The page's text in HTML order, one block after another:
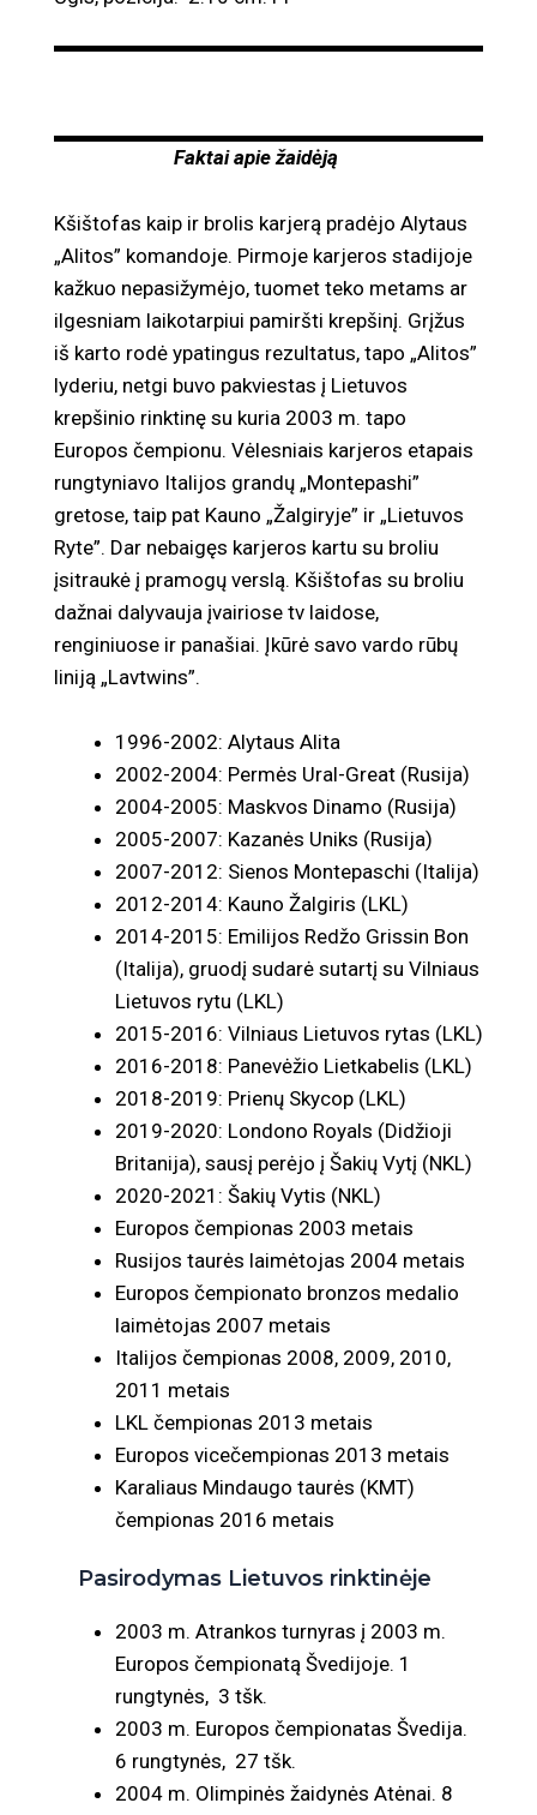
Faktai apie žaidėją
Kšištofas kaip ir brolis karjerą pradėjo Alytaus
„Alitos” komandoje. Pirmoje karjeros stadijoje
kažkuo nepasižymėjo, tuomet teko metams ar
ilgesniam laikotarpiui pamiršti krepšinį. Grįžus
iš karto rodė ypatingus rezultatus, tapo „Alitos”
lyderiu, netgi buvo pakviestas į Lietuvos
krepšinio rinktinę su kuria 2003 m. tapo
Europos čempionu. Vėlesniais karjeros etapais
rungtyniavo Italijos grandų „Montepashi”
gretose, taip pat Kauno „Žalgiryje” ir „Lietuvos
Ryte”. Dar nebaigęs karjeros kartu su broliu
įsitraukė į pramogų verslą. Kšištofas su broliu
dažnai dalyvauja įvairiose tv laidose,
renginiuose ir panašiai. Įkūrė savo vardo rūbų
liniją „Lavtwins”.
1996-2002: Alytaus Alita
2002-2004: Permės Ural-Great (Rusija)
2004-2005: Maskvos Dinamo (Rusija)
2005-2007: Kazanės Uniks (Rusija)
2007-2012: Sienos Montepaschi (Italija)
2012-2014: Kauno Žalgiris (LKL)
2014-2015: Emilijos Redžo Grissin Bon
(Italija), gruodį sudarė sutartį su Vilniaus
Lietuvos rytu (LKL)
2015-2016: Vilniaus Lietuvos rytas (LKL)
2016-2018: Panevėžio Lietkabelis (LKL)
2018-2019: Prienų Skycop (LKL)
2019-2020: Londono Royals (Didžioji
Britanija), sausį perėjo į Šakių Vytį (NKL)
2020-2021: Šakių Vytis (NKL)
Europos čempionas 2003 metais
Rusijos taurės laimėtojas 2004 metais
Europos čempionato bronzos medalio
laimėtojas 2007 metais
Italijos čempionas 2008, 2009, 2010,
2011 metais
LKL čempionas 2013 metais
Europos vicečempionas 2013 metais
Karaliaus Mindaugo taurės (KMT)
čempionas 2016 metais
Pasirodymas Lietuvos rinktinėje
2003 m. Atrankos turnyras į 2003 m.
Europos čempionatą Švedijoje. 1
rungtynės, 3 tšk.
2003 m. Europos čempionatas Švedija.
6 rungtynės, 27 tšk.
2004 m. Olimpinės žaidynės Atėnai. 8